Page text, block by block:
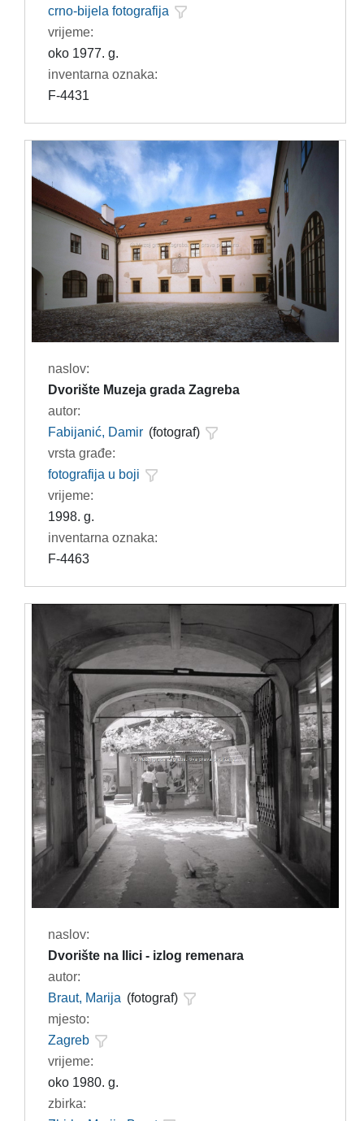
crno-bijela fotografija
vrijeme:
oko 1977. g.
inventarna oznaka:
F-4431
naslov:
Dvorište Muzeja grada Zagreba
autor:
Fabijanić, Damir (fotograf)
vrsta građe:
fotografija u boji
vrijeme:
1998. g.
inventarna oznaka:
F-4463
naslov:
Dvorište na Ilici - izlog remenara
autor:
Braut, Marija (fotograf)
mjesto:
Zagreb
vrijeme:
oko 1980. g.
zbirka: